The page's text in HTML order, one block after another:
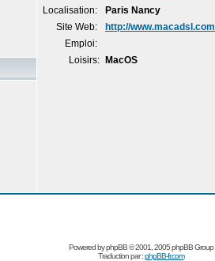
Localisation:
Paris Nancy
Site Web:
http://www.macadsl.com
Emploi:
Loisirs:
MacOS
Powered byphpBB© 2001, 2005 phpBB Group
Traduction par :phpBB-fr.com